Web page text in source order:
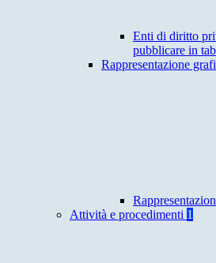
Enti di diritto
pubblicare in
Rappresentazione
Attività e procedimenti 1